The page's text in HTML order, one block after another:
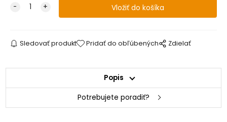
Sledovať produkt Pridať do obľúbených Zdielať
Popis
Potrebujete poradiť?